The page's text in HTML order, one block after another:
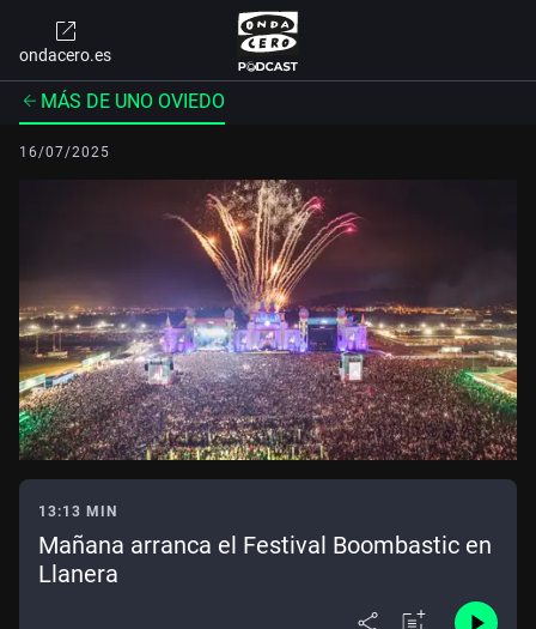
ondacero.es
MÁS DE UNO OVIEDO
16/07/2025
13:13 MIN
Mañana arranca el Festival Boombastic en
Llanera